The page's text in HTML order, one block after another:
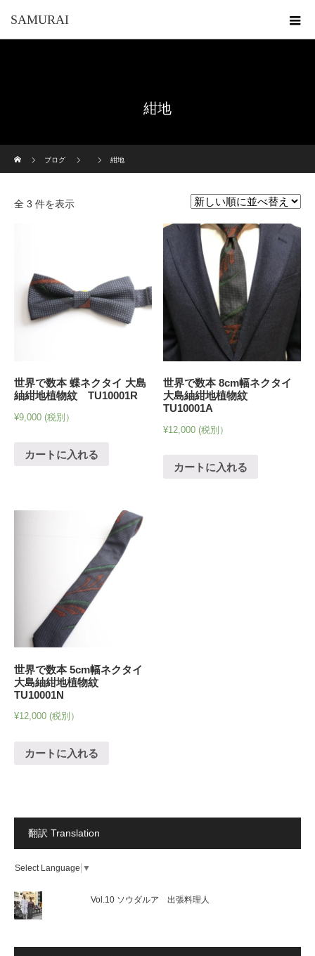
SAMURAI
紺地
ブログ
紺地
全 3 件を表示
世界で数本 蝶ネクタイ 大島
紬紺地植物紋 TU10001R
¥9,000 (税別）
カートに入れる
世界で数本 8cm幅ネクタイ
大島紬紺地植物紋
TU10001A
¥12,000 (税別）
カートに入れる
世界で数本 5cm幅ネクタイ
大島紬紺地植物紋
TU10001N
¥12,000 (税別）
カートに入れる
翻訳 Translation
Select Language ▼
Vol.10 ソウダルア 出張料理人